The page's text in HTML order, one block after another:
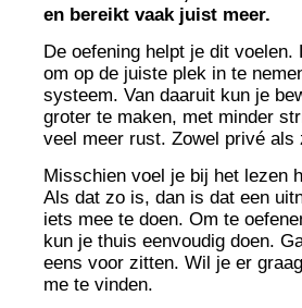
en bereikt vaak juist meer.
De oefening helpt je dit voelen.
om op de juiste plek in te
systeem. Van daaruit kun je
groter te maken, met minder
veel meer rust. Zowel privé als
Misschien voel je bij het lezen
Als dat zo is, dan is dat een
iets mee te doen. Om te
kun je thuis eenvoudig doen.
eens voor zitten. Wil je er
me te vinden.